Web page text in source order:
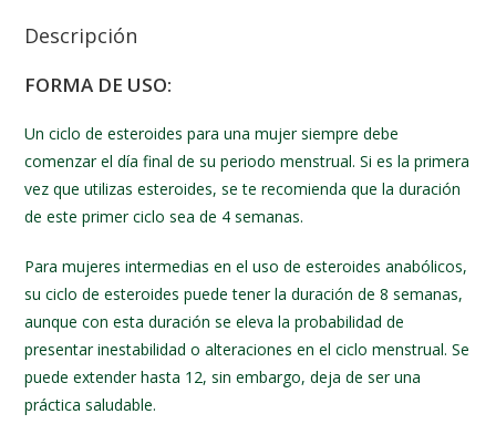
Descripción
FORMA DE USO:
Un ciclo de esteroides para una mujer siempre debe
comenzar el día final de su periodo menstrual. Si es la primera
vez que utilizas esteroides, se te recomienda que la duración
de este primer ciclo sea de 4 semanas.
Para mujeres intermedias en el uso de esteroides anabólicos,
su ciclo de esteroides puede tener la duración de 8 semanas,
aunque con esta duración se eleva la probabilidad de
presentar inestabilidad o alteraciones en el ciclo menstrual. Se
puede extender hasta 12, sin embargo, deja de ser una
práctica saludable.